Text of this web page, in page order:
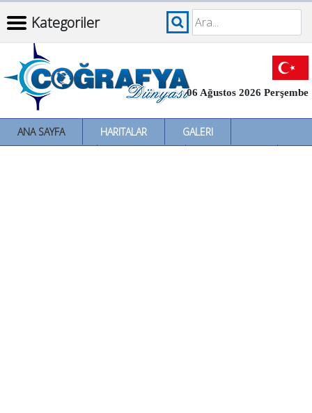
Kategoriler
06 Ağustos 2026 Perşembe
ANA SAYFA HARITALAR
GALERI